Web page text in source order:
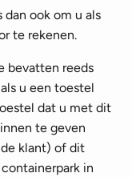
ook om u als
te rekenen.
bevatten reeds
u een toestel
dat u met dit
te geven
klant) of dit
in